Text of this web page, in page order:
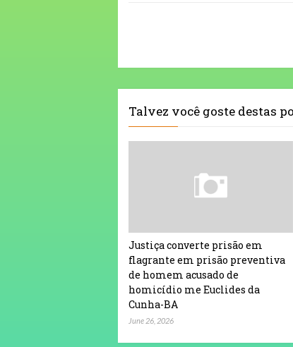
Talvez você goste destas
Justiça converte prisão em
flagrante em prisão preventiva
de homem acusado de
homicídio me Euclides da
Cunha-BA
June 26, 2026